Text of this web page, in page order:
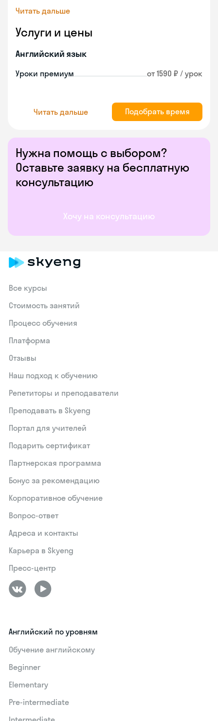
Нужна помощь с выбором?
Оставьте заявку на бесплатную
консультацию
Хочу на консультацию
Читать дальше
Услуги и цены
Английский язык
Уроки премиум от 1590 ₽ / урок
Читать дальше Подобрать время
Все курсы
Стоимость занятий
Процесс обучения
Платформа
Отзывы
Наш подход к обучению
Репетиторы и преподаватели
Преподавать в Skyeng
Портал для учителей
Подарить сертификат
Партнерская программа
Бонус за рекомендацию
Корпоративное обучение
Вопрос-ответ
Адреса и контакты
Карьера в Skyeng
Пресс-центр
Английский по уровням
Обучение английскому
Beginner
Elementary
Pre-intermediate